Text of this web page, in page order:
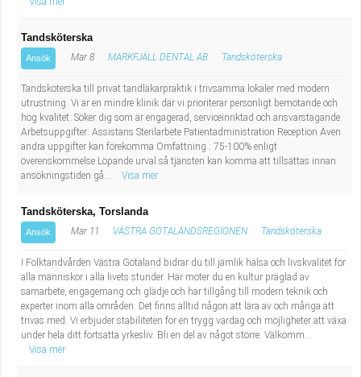
Tandsköterska
Ansök Mar 8 MARKFJÄLL DENTAL AB Tandsköterska
Tandsköterska till privat tandläkarpraktik i trivsamma lokaler med modern
utrustning. Vi är en mindre klinik där vi prioriterar personligt bemötande och
hög kvalitet. Söker dig som är engagerad, serviceinriktad och ansvarstagande.
Arbetsuppgifter: Assistans Sterilarbete Patientadministration Reception Även
andra uppgifter kan förekomma Omfattning : 75-100% enligt
överenskommelse Löpande urval så tjänsten kan komma att tillsättas innan
ansökningstiden gå...
Visa mer
Tandsköterska, Torslanda
Ansök Mar 11 VÄSTRA GÖTALANDSREGIONEN Tandsköterska
I Folktandvården Västra Götaland bidrar du till jämlik hälsa och livskvalitet för
alla människor i alla livets stunder. Här möter du en kultur präglad av
samarbete, engagemang och glädje och har tillgång till modern teknik och
experter inom alla områden. Det finns alltid någon att lära av och många att
trivas med. Vi erbjuder stabiliteten för en trygg vardag och möjligheter att växa
under hela ditt fortsatta yrkesliv. Bli en del av något större. Välkomm...
Visa mer